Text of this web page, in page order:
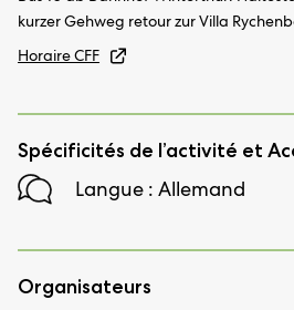
kurzer Gehweg retour zur Villa
Horaire CFF
Spécificités de l’activité et
Langue : Allemand
Organisateurs